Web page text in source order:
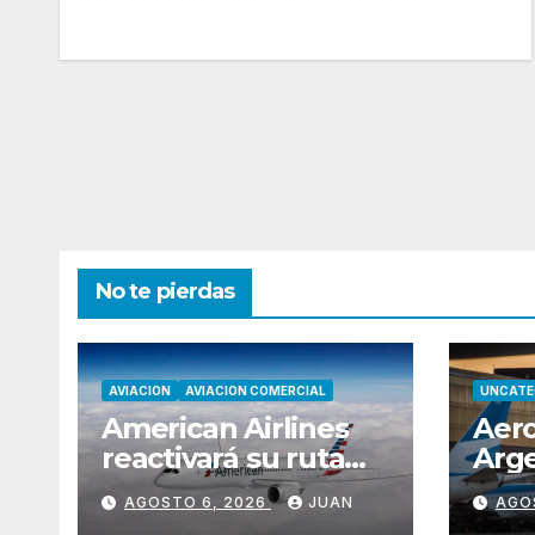
No te pierdas
AVIACION AVIACION COMERCIAL
American Airlines
reactivará su ruta
estacional entre
Miami y Montevideo
AGOSTO 6, 2026 JUAN
y